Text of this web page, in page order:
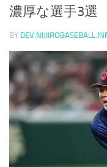
濃厚な選手3選
BY